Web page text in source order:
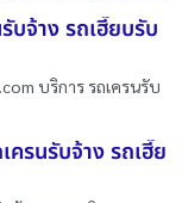
บจ้าง รถเฮี๊ยบรับ
บริการ รถเครนรับ
ครนรับจ้าง รถเฮี๊ย